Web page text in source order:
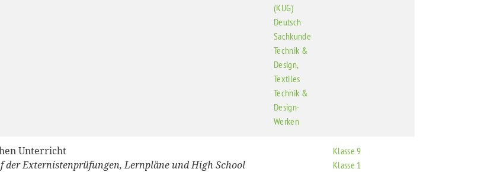
(KUG)
Deutsch
Sachkunde
Technik &
Design,
Textiles
Technik &
Design-
Werken
Unterricht
der Externistenprüfungen, Lernpläne und High School
Klasse 9
Klasse 1